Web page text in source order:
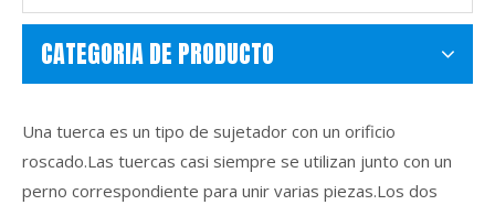
CATEGORIA DE PRODUCTO
Una tuerca es un tipo de sujetador con un orificio
roscado.Las tuercas casi siempre se utilizan junto con un
perno correspondiente para unir varias piezas.Los dos